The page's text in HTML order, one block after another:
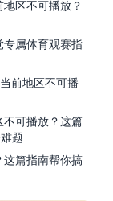
区不可播放？
专属体育观赛指
前地区不可播
不可播放？这篇
题
这篇指南帮你搞